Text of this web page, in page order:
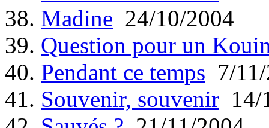
38. Madine 24/10/2004
39. Question pour un
40. Pendant ce temps 7/
41. Souvenir, souvenir 14/